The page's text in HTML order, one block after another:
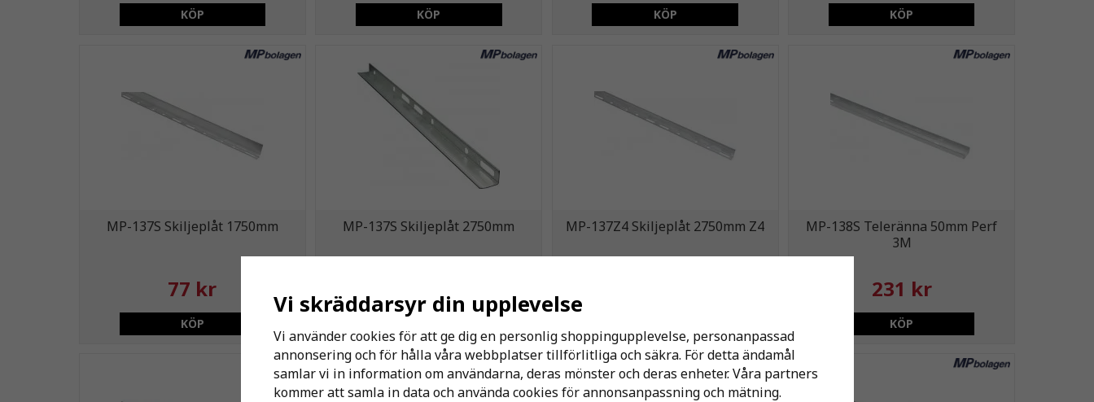
KÖP KÖP KÖP KÖP
MP-137S Skiljeplåt 1750mm
77 kr
KÖP
MP-137S Skiljeplåt 2750mm MP-137Z4 Skiljeplåt 2750mm Z4
MP-138S Teleränna 50mm Perf
3M
231 kr
KÖP
Vi skräddarsyr din upplevelse
Vi använder cookies för att ge dig en personlig shoppingupplevelse, personanpassad
annonsering och för hålla våra webbplatser tillförlitliga och säkra. För detta ändamål
samlar vi in information om användarna, deras mönster och deras enheter. Våra partners
kommer att samla in data och använda cookies för annonsanpassning och mätning.